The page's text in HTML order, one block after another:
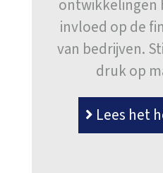
ontwikkelingen
invloed op de
van bedrijven.
druk op
Lees het